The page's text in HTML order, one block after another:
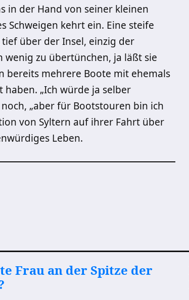
in der Hand von seiner kleinen
Schweigen kehrt ein. Eine steife
über der Insel, einzig der
wenig zu übertünchen, ja läßt sie
bereits mehrere Boote mit ehemals
„Ich würde ja selber
„aber für Bootstouren bin ich
von Syltern auf ihrer Fahrt über
Leben.
Frau an der Spitze der